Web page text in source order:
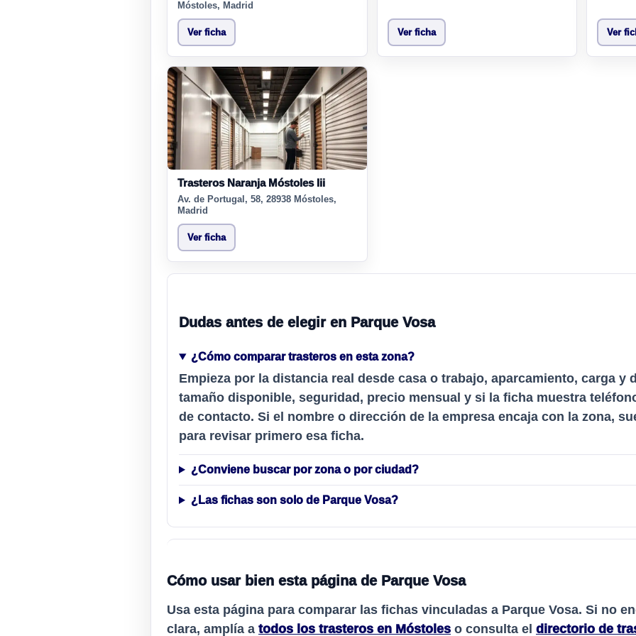
Móstoles, Madrid
Ver ficha Ver ficha Ver
Trasteros Naranja Móstoles Iii
Av. de Portugal, 58, 28938 Móstoles,
Madrid
Ver ficha
Dudas antes de elegir en Parque Vosa
¿Cómo comparar trasteros en esta zona?
Empieza por la distancia real desde casa o trabajo, aparcamiento, carga y
tamaño disponible, seguridad, precio mensual y si la ficha muestra
de contacto. Si el nombre o dirección de la empresa encaja con la zona,
para revisar primero esa ficha.
¿Conviene buscar por zona o por ciudad?
¿Las fichas son solo de Parque Vosa?
Cómo usar bien esta página de Parque Vosa
Usa esta página para comparar las fichas vinculadas a Parque Vosa. Si no
clara, amplía a todos los trasteros en Móstoles o consulta el directorio de